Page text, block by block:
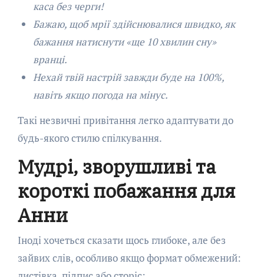
каса без черги!
Бажаю, щоб мрії здійснювалися швидко, як
бажання натиснути «ще 10 хвилин сну»
вранці.
Нехай твій настрій завжди буде на 100%,
навіть якщо погода на мінус.
Такі незвичні привітання легко адаптувати до
будь-якого стилю спілкування.
Мудрі, зворушливі та
короткі побажання для
Анни
Іноді хочеться сказати щось глибоке, але без
зайвих слів, особливо якщо формат обмежений: